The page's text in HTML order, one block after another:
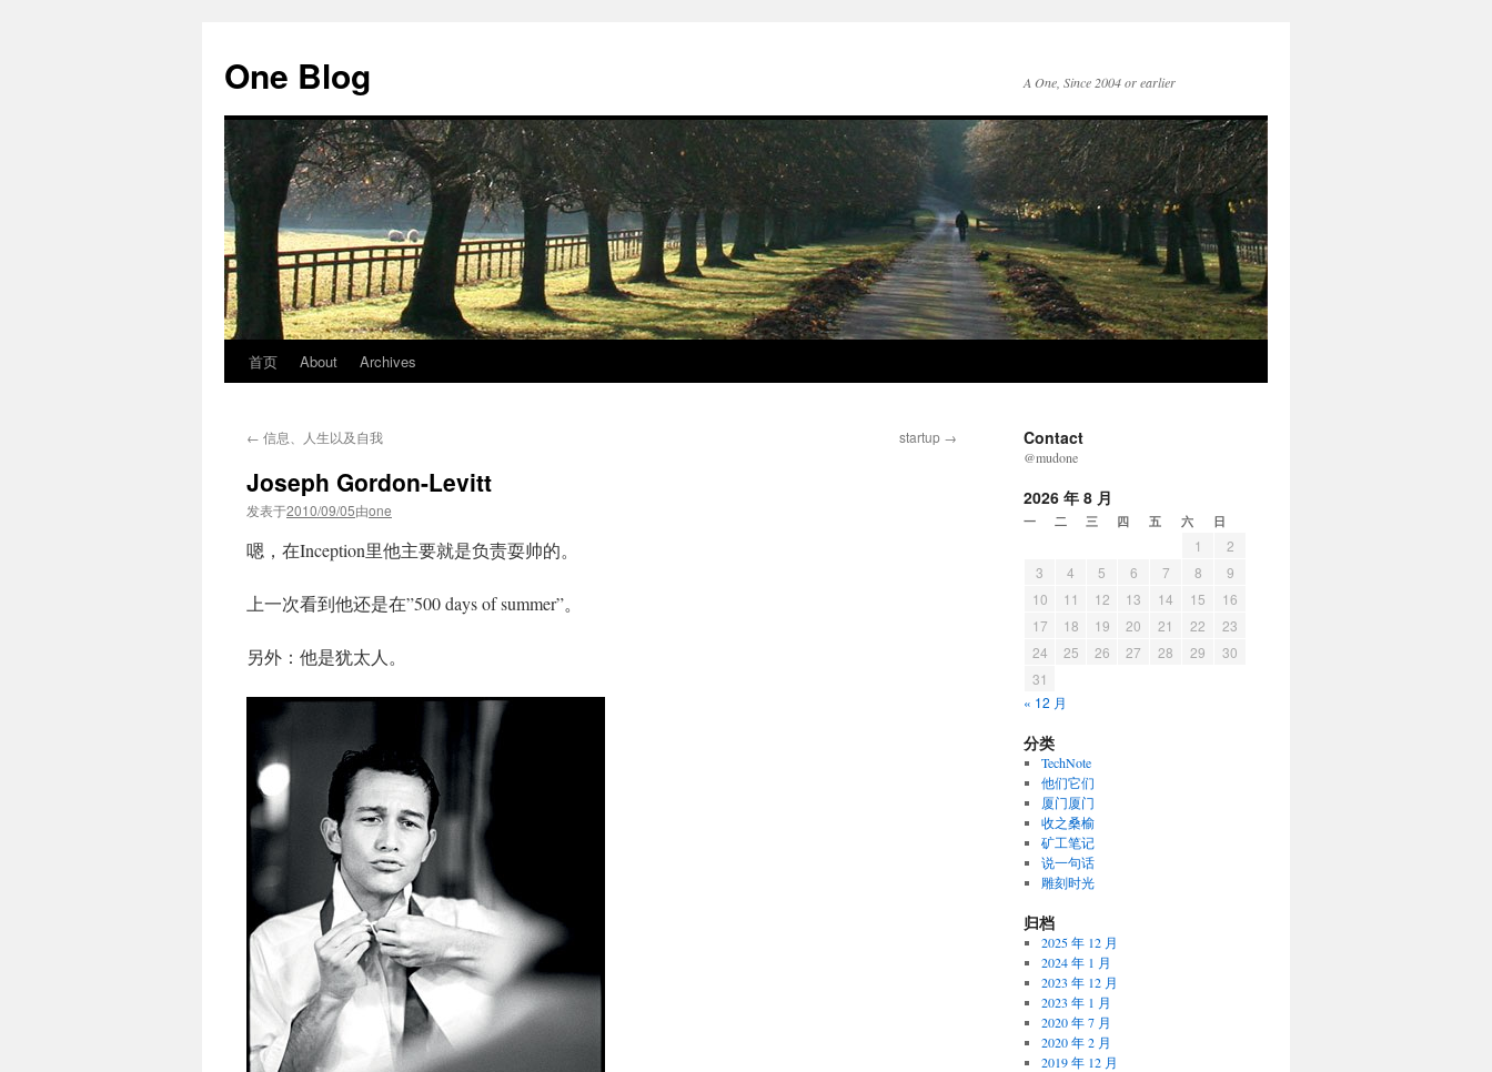
正
文
One Blog A One, Since 2004 or earlier
首页 About Archives
← 信息、人生以及自我 startup →
Joseph Gordon-Levitt
发表于2010/09/05由one
嗯，在Inception里他主要就是负责耍帅的。
上一次看到他还是在”500 days of summer”。
另外：他是犹太人。
Contact
@mudone
2026 年 8 月
一 二 三 四 五 六 日
1
2
3
4 5 6 7 8
9
10
11 12 13 14 15
16
17
18 19 20 21 22
23
24
25 26 27 28 29
30
31
« 12 月
分类
TechNote
他们它们
厦门厦门
收之桑榆
矿工笔记
说一句话
雕刻时光
归档
2025 年 12 月
2024 年 1 月
2023 年 12 月
2023 年 1 月
2020 年 7 月
2020 年 2 月
2019 年 12 月